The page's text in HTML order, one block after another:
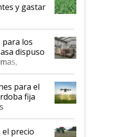
y gastar
campaña
los
dispuso
e
para el
fija
precio